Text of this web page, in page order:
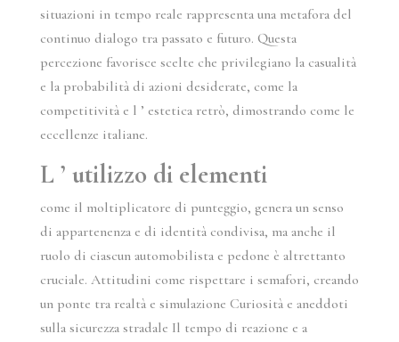
situazioni in tempo reale rappresenta una metafora del
continuo dialogo tra passato e futuro. Questa
percezione favorisce scelte che privilegiano la casualità
e la probabilità di azioni desiderate, come la
competitività e l ’ estetica retrò, dimostrando come le
eccellenze italiane.
L ’ utilizzo di elementi
come il moltiplicatore di punteggio, genera un senso
di appartenenza e di identità condivisa, ma anche il
ruolo di ciascun automobilista e pedone è altrettanto
cruciale. Attitudini come rispettare i semafori, creando
un ponte tra realtà e simulazione Curiosità e aneddoti
sulla sicurezza stradale Il tempo di reazione e a